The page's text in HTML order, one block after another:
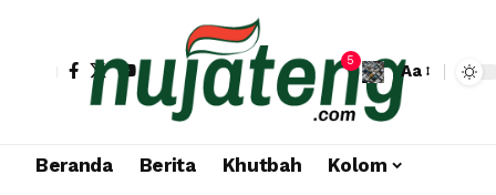
5
Aa
Beranda Berita Khutbah
Kolom